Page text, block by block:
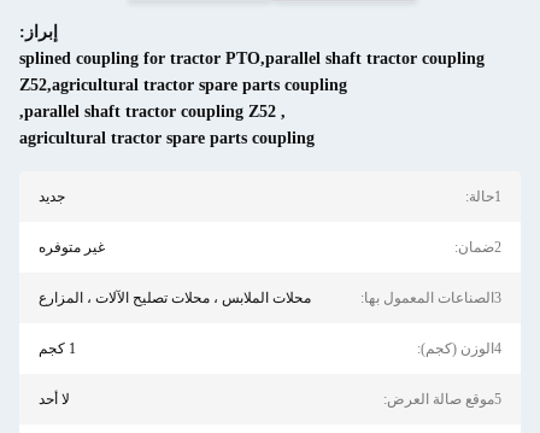
إبراز:
splined coupling for tractor PTO,parallel shaft tractor coupling
Z52,agricultural tractor spare parts coupling
,
parallel shaft tractor coupling Z52
,
agricultural tractor spare parts coupling
1حالة: جديد
2ضمان: غير متوفره
3الصناعات المعمول بها: محلات الملابس ، محلات تصليح الآلات ، المزارع
4الوزن (كجم): 1 كجم
5موقع صالة العرض: لا أحد